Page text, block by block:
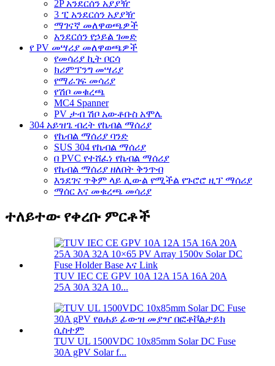
2P አንደርሰን አያያዥ
3 ፒ አንደርሰን አያያዥ
ማገናኛ መለዋወጫዎች
አንደርሰን የኃይል ገመድ
የ PV መሣሪያ መለዋወጫዎች
የመሳሪያ ኪት ቦርሳ
ክሪምፕንግ መሣሪያ
የማራገፍ መሳሪያ
የሽቦ መቁረጫ
MC4 Spanner
PV ታብ ሽቦ አውቶቡስ አሞሌ
304 አይዝጌ ብረት የኬብል ማሰሪያ
የኬብል ማሰሪያ ባንድ
SUS 304 የኬብል ማሰሪያ
በ PVC የተሸፈነ የኬብል ማሰሪያ
የኬብል ማሰሪያ ዘለበት ቅንጥብ
እንደገና ጥቅም ላይ ሊውል የሚችል የጉሮሮ ዚፕ ማሰሪያ
ማሰር እና መቁረጫ መሳሪያ
ተለይተው የቀረቡ ምርቶች
TUV IEC CE GPV 10A 12A 15A 16A 20A
25A 30A 32A 10...
TUV UL 1500VDC 10x85mm Solar DC Fuse
30A gPV Solar f...